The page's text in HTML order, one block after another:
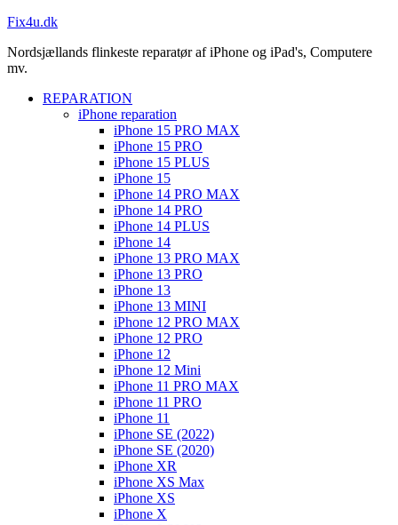
Fix4u.dk
Nordsjællands flinkeste reparatør af iPhone og iPad's, Computere
mv.
REPARATION
iPhone reparation
iPhone 15 PRO MAX
iPhone 15 PRO
iPhone 15 PLUS
iPhone 15
iPhone 14 PRO MAX
iPhone 14 PRO
iPhone 14 PLUS
iPhone 14
iPhone 13 PRO MAX
iPhone 13 PRO
iPhone 13
iPhone 13 MINI
iPhone 12 PRO MAX
iPhone 12 PRO
iPhone 12
iPhone 12 Mini
iPhone 11 PRO MAX
iPhone 11 PRO
iPhone 11
iPhone SE (2022)
iPhone SE (2020)
iPhone XR
iPhone XS Max
iPhone XS
iPhone X